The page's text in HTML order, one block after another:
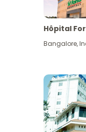
Hôpital
Bangalore,